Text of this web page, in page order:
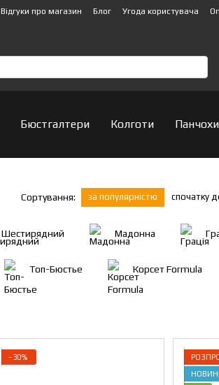
Відгуки про магазин Блог Угода користувача
Бюстгалтери Колготи Панчохи
Сортування: за популярністю спочатку
Шестирядний Мадонна
Топ-Бюстье Корсет Formula
−30%